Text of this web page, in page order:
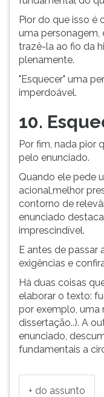
Pior do que isso é
uma personagem,
trazê-la ao fio da
plenamente.
"Esquecer" uma
imperdoável.
10.
Por fim, nada pior
pelo enunciado.
Quando ele pede
acional,melhor
contorno de
enunciado
imprescindível.
E antes de passar
exigências e
Há duas coisas
elaborar o texto:
por exemplo, uma
dissertação..). A
enunciado,
fundamentais a
+ do assunto